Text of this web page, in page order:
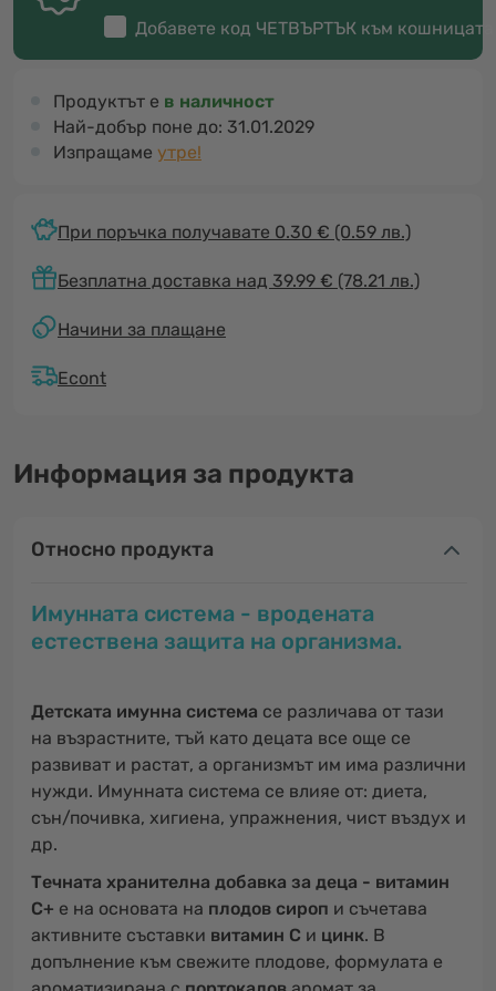
Добавете код ЧЕТВЪРТЪК към кошницата
Продуктът е в наличност
Най-добър поне до: 31.01.2029
Изпращаме утре!
При поръчка получавате 0.30 € (0.59 лв.)
Безплатна доставка над 39.99 € (78.21 лв.)
Начини за плащане
Econt
Информация за продукта
Относно продукта
Имунната система - вродената
естествена защита на организма.
Детската имунна система се различава от тази
на възрастните, тъй като децата все още се
развиват и растат, а организмът им има различни
нужди. Имунната система се влияе от: диета,
сън/почивка, хигиена, упражнения, чист въздух и
др.
Tечната хранителна добавка за деца - витамин
С+ е на основата на плодов сироп и съчетава
активните съставки витамин С и цинк. В
допълнение към свежите плодове, формулата е